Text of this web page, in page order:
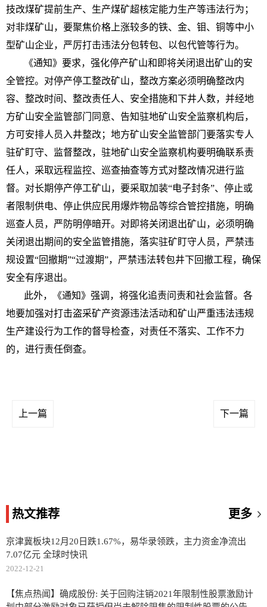
技改煤矿提前生产、生产煤矿超核定能力生产等违法行为；
对非煤矿山，要聚焦价格上涨较多的铁、金、钼、铜等中小
型矿山企业，严厉打击违法分包转包、以包代管等行为。
《通知》要求，强化停产矿山和即将关闭退出矿山的安
全管控。对停产停工整改矿山，整改方案必须明确整改内
容、整改时间、整改责任人、安全措施和下井人数，并经地
方矿山安全监管部门同意、告知驻地矿山安全监察机构后，
方可安排人员入井整改；地方矿山安全监管部门要落实专人
驻矿盯守、监督整改，驻地矿山安全监察机构要明确联系责
任人，采取远程监控、巡查抽查等方式对整改情况进行监
督。对长期停产停工矿山，要采取加装“电子封条”、停止或
者限制供电、停止供应民用爆炸物品等综合管控措施，明确
巡查人员，严防明停暗开。对即将关闭退出矿山，必须明确
关闭退出期间的安全监管措施，落实驻矿盯守人员，严禁违
规设置“回撤期”“过渡期”，严禁违法转包井下回撤工程，确保
安全有序退出。
此外，《通知》强调，将强化追责问责和社会监督。各
地要加强对打击盗采矿产资源违法活动和矿山严重违法违规
生产建设行为工作的督导检查，对责任不落实、工作不力
的，进行责任倒查。
上一篇 下一篇
热文推荐 更多
京津冀板块12月20日跌1.67%，易华录领跌，主力资金净流出
7.07亿元 全球时快讯
2022-12-21
【焦点热闻】确成股份: 关于回购注销2021年限制性股票激励计